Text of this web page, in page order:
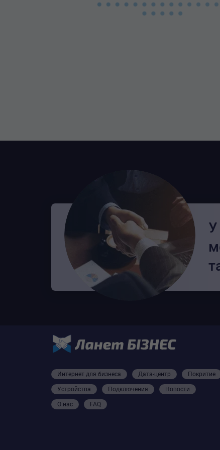
У
Интернет для бизнеса Дата-центр Покритие
Устройства Подключения Новости
О нас FAQ